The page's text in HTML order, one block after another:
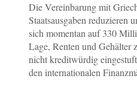
Die Vereinbarung mit
Staatsausgaben reduzieren
sich momentan auf 330
Lage, Renten und Gehälter
nicht kreditwürdig
den internationalen